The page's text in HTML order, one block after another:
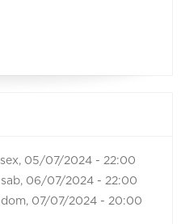
sex, 05/07/2024 - 22:00
sab, 06/07/2024 - 22:00
dom, 07/07/2024 - 20:00